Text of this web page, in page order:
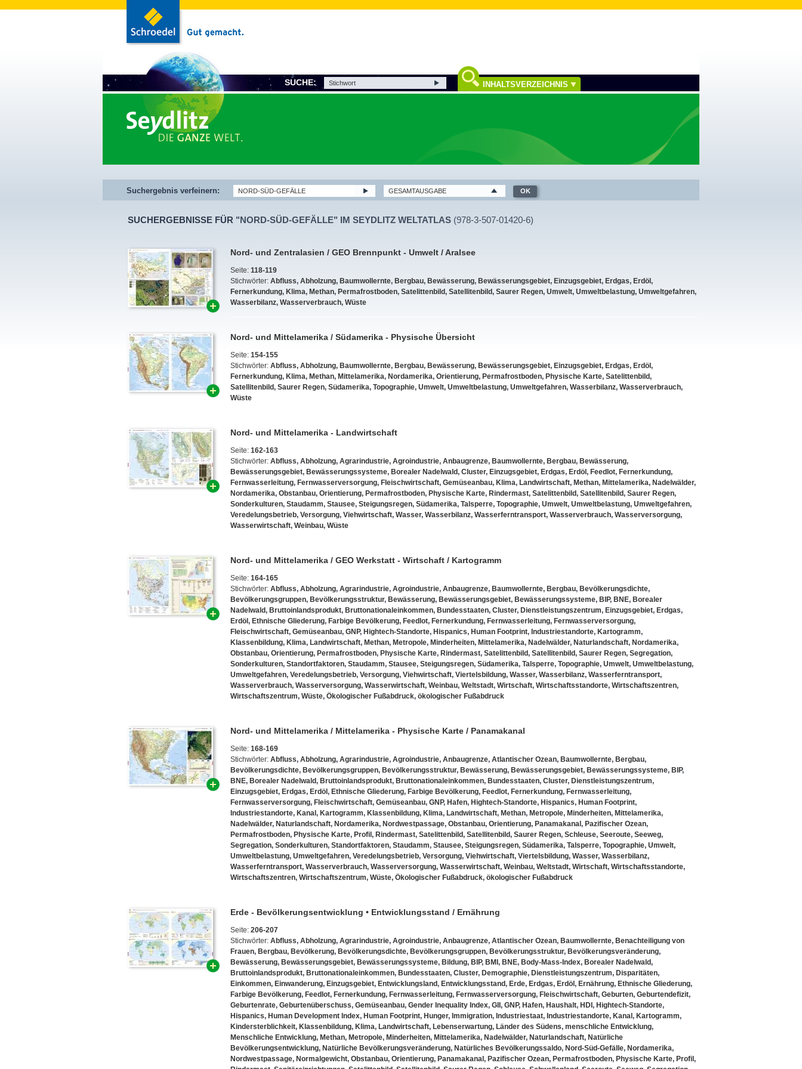
SUCHE: INHALTSVERZEICHNIS
Suchergebnis verfeinern:
SUCHERGEBNISSE FÜR "NORD-SÜD-GEFÄLLE" IM SEYDLITZ WELTATLAS (978-3-507-01420-6)
Nord- und Zentralasien / GEO Brennpunkt - Umwelt / Aralsee
Seite: 118-119
Stichwörter: Abfluss, Abholzung, Baumwollernte, Bergbau, Bewässerung, Bewässerungsgebiet, Einzugsgebiet, Erdgas, Erdöl ,
Fernerkundung, Klima, Methan, Permafrostboden, Satelittenbild, Satellitenbild, Saurer Regen, Umwelt, Umweltbelastung, Umweltgefahren,
Wasserbilanz, Wasserverbrauch, Wüste
Nord- und Mittelamerika / Südamerika - Physische Übersicht
Seite: 154-155
Stichwörter: Abfluss, Abholzung, Baumwollernte, Bergbau, Bewässerung, Bewässerungsgebiet, Einzugsgebiet, Erdgas, Erdöl ,
Fernerkundung, Klima, Methan, Mittelamerika, Nordamerika, Orientierung, Permafrostboden, Physische Karte, Satelittenbild,
Satellitenbild, Saurer Regen, Südamerika, Topographie, Umwelt, Umweltbelastung, Umweltgefahren, Wasserbilanz, Wasserverbrauch,
Wüste
Nord- und Mittelamerika - Landwirtschaft
Seite: 162-163
Stichwörter: Abfluss, Abholzung, Agrarindustrie, Agroindustrie, Anbaugrenze, Baumwollernte, Bergbau, Bewässerung,
Bewässerungsgebiet, Bewässerungssysteme, Borealer Nadelwald, Cluster, Einzugsgebiet, Erdgas, Erdöl , Feedlot, Fernerkundung,
Fernwasserleitung, Fernwasserversorgung, Fleischwirtschaft, Gemüseanbau, Klima, Landwirtschaft, Methan, Mittelamerika, Nadelwälder,
Nordamerika, Obstanbau, Orientierung, Permafrostboden, Physische Karte, Rindermast, Satelittenbild, Satellitenbild, Saurer Regen,
Sonderkulturen, Staudamm, Stausee, Steigungsregen, Südamerika, Talsperre, Topographie, Umwelt, Umweltbelastung, Umweltgefahren,
Veredelungsbetrieb, Versorgung, Viehwirtschaft, Wasser, Wasserbilanz, Wasserferntransport, Wasserverbrauch, Wasserversorgung,
Wasserwirtschaft, Weinbau, Wüste
Nord- und Mittelamerika / GEO Werkstatt - Wirtschaft / Kartogramm
Seite: 164-165
Stichwörter: Abfluss, Abholzung, Agrarindustrie, Agroindustrie, Anbaugrenze, Baumwollernte, Bergbau, Bevölkerungsdichte,
Bevölkerungsgruppen, Bevölkerungsstruktur, Bewässerung, Bewässerungsgebiet, Bewässerungssysteme, BIP, BNE, Borealer
Nadelwald, Bruttoinlandsprodukt, Bruttonationaleinkommen, Bundesstaaten, Cluster, Dienstleistungszentrum, Einzugsgebiet, Erdgas,
Erdöl , Ethnische Gliederung, Farbige Bevölkerung, Feedlot, Fernerkundung, Fernwasserleitung, Fernwasserversorgung,
Fleischwirtschaft, Gemüseanbau, GNP, Hightech-Standorte, Hispanics, Human Footprint, Industriestandorte, Kartogramm,
Klassenbildung, Klima, Landwirtschaft, Methan, Metropole, Minderheiten, Mittelamerika, Nadelwälder, Naturlandschaft, Nordamerika,
Obstanbau, Orientierung, Permafrostboden, Physische Karte, Rindermast, Satelittenbild, Satellitenbild, Saurer Regen, Segregation,
Sonderkulturen, Standortfaktoren, Staudamm, Stausee, Steigungsregen, Südamerika, Talsperre, Topographie, Umwelt, Umweltbelastung,
Umweltgefahren, Veredelungsbetrieb, Versorgung, Viehwirtschaft, Viertelsbildung, Wasser, Wasserbilanz, Wasserferntransport,
Wasserverbrauch, Wasserversorgung, Wasserwirtschaft, Weinbau, Weltstadt, Wirtschaft, Wirtschaftsstandorte, Wirtschaftszentren,
Wirtschaftszentrum, Wüste, Ökologischer Fußabdruck, ökologischer Fußabdruck
Nord- und Mittelamerika / Mittelamerika - Physische Karte / Panamakanal
Seite: 168-169
Stichwörter: Abfluss, Abholzung, Agrarindustrie, Agroindustrie, Anbaugrenze, Atlantischer Ozean, Baumwollernte, Bergbau,
Bevölkerungsdichte, Bevölkerungsgruppen, Bevölkerungsstruktur, Bewässerung, Bewässerungsgebiet, Bewässerungssysteme, BIP,
BNE, Borealer Nadelwald, Bruttoinlandsprodukt, Bruttonationaleinkommen, Bundesstaaten, Cluster, Dienstleistungszentrum,
Einzugsgebiet, Erdgas, Erdöl , Ethnische Gliederung, Farbige Bevölkerung, Feedlot, Fernerkundung, Fernwasserleitung,
Fernwasserversorgung, Fleischwirtschaft, Gemüseanbau, GNP, Hafen, Hightech-Standorte, Hispanics, Human Footprint,
Industriestandorte, Kanal , Kartogramm, Klassenbildung, Klima, Landwirtschaft, Methan, Metropole, Minderheiten, Mittelamerika,
Nadelwälder, Naturlandschaft, Nordamerika, Nordwestpassage, Obstanbau, Orientierung, Panamakanal , Pazifischer Ozean,
Permafrostboden, Physische Karte, Profil , Rindermast, Satelittenbild, Satellitenbild, Saurer Regen, Schleuse, Seeroute, Seeweg,
Segregation, Sonderkulturen, Standortfaktoren, Staudamm, Stausee, Steigungsregen, Südamerika, Talsperre, Topographie, Umwelt,
Umweltbelastung, Umweltgefahren, Veredelungsbetrieb, Versorgung, Viehwirtschaft, Viertelsbildung, Wasser, Wasserbilanz,
Wasserferntransport, Wasserverbrauch, Wasserversorgung, Wasserwirtschaft, Weinbau, Weltstadt, Wirtschaft, Wirtschaftsstandorte,
Wirtschaftszentren, Wirtschaftszentrum, Wüste, Ökologischer Fußabdruck, ökologischer Fußabdruck
Erde - Bevölkerungsentwicklung • Entwicklungsstand / Ernährung
Seite: 206-207
Stichwörter: Abfluss, Abholzung, Agrarindustrie, Agroindustrie, Anbaugrenze, Atlantischer Ozean, Baumwollernte, Benachteiligung von
Frauen, Bergbau, Bevölkerung, Bevölkerungsdichte, Bevölkerungsgruppen, Bevölkerungsstruktur, Bevölkerungsveränderung,
Bewässerung, Bewässerungsgebiet, Bewässerungssysteme, Bildung, BIP, BMI , BNE, Body-Mass-Index, Borealer Nadelwald,
Bruttoinlandsprodukt, Bruttonationaleinkommen, Bundesstaaten, Cluster, Demographie, Dienstleistungszentrum, Disparitäten,
Einkommen, Einwanderung, Einzugsgebiet, Entwicklungsland, Entwicklungsstand, Erde, Erdgas, Erdöl , Ernährung, Ethnische Gliederung,
Farbige Bevölkerung, Feedlot, Fernerkundung, Fernwasserleitung, Fernwasserversorgung, Fleischwirtschaft, Geburten, Geburtendefizit,
Geburtenrate, Geburtenüberschuss, Gemüseanbau, Gender Inequality Index, GII , GNP, Hafen, Haushalt, HDI , Hightech-Standorte,
Hispanics, Human Development Index, Human Footprint, Hunger, Immigration, Industriestaat, Industriestandorte, Kanal , Kartogramm,
Kindersterblichkeit, Klassenbildung, Klima, Landwirtschaft, Lebenserwartung, Länder des Südens, menschliche Entwicklung,
Menschliche Entwicklung, Methan, Metropole, Minderheiten, Mittelamerika, Nadelwälder, Naturlandschaft, Natürliche
Bevölkerungsentwicklung, Natürliche Bevölkerungsveränderung, Natürliches Bevölkerungssaldo, Nord-Süd-Gefälle, Nordamerika,
Nordwestpassage, Normalgewicht, Obstanbau, Orientierung, Panamakanal , Pazifischer Ozean, Permafrostboden, Physische Karte, Profil ,